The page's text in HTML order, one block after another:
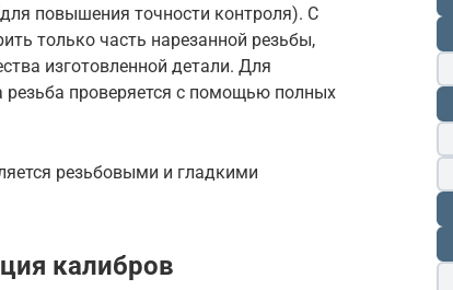
повышения точности контроля). С
только часть нарезанной резьбы,
изготовленной детали. Для
резьба проверяется с помощью полных
резьбовыми и гладкими
калибров